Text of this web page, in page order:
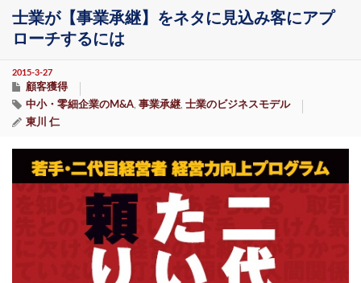
士業が【事業承継】をネタに見込み客にアプ
ローチするには
2015-3-27
顧客獲得
中小・零細企業のM&A 事業承継 士業のビジネスモデル
東川 仁